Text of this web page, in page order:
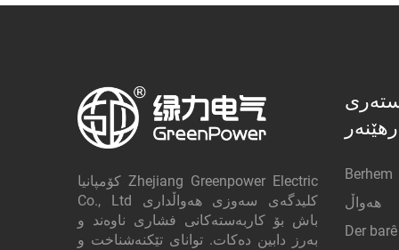
کۆمپانیا Zhejiang Greenpower Electric
Co., Ltd کلیدگه‌ی سەوزی هەواڵداری
باش بۆ کاربەستەکانی فشاری ناوەند و
بەرز دابین دەکات. توانای تێکنەشناخت و
Berhem
هەواڵ
Der